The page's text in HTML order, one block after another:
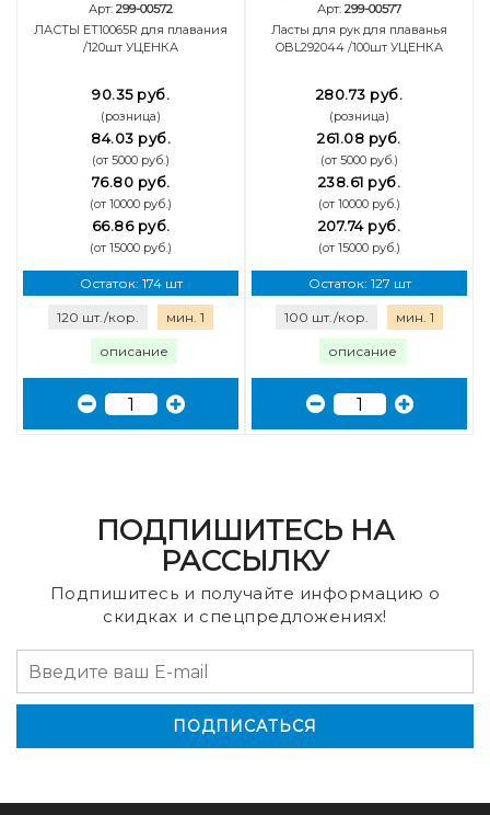
Арт: 299-00572
ЛАСТЫ ET10065R для плавания
/120шт УЦЕНКА
90.35 руб.
(розница)
84.03 руб.
(от 5000 руб.)
76.80 руб.
(от 10000 руб.)
66.86 руб.
(от 15000 руб.)
Остаток: 174 шт
120 шт./кор. мин. 1
описание
Арт: 299-00577
Ласты для рук для плаванья
OBL292044 /100шт УЦЕНКА
280.73 руб.
(розница)
261.08 руб.
(от 5000 руб.)
238.61 руб.
(от 10000 руб.)
207.74 руб.
(от 15000 руб.)
Остаток: 127 шт
100 шт./кор. мин. 1
описание
ПОДПИШИТЕСЬ НА
РАССЫЛКУ
Подпишитесь и получайте информацию о
скидках и спецпредложениях!